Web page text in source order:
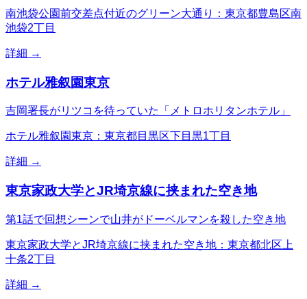
南池袋公園前交差点付近のグリーン大通り：東京都豊島区南
池袋2丁目
詳細 →
ホテル雅叙園東京
吉岡署長がリツコを待っていた「メトロホリタンホテル」
ホテル雅叙園東京：東京都目黒区下目黒1丁目
詳細 →
東京家政大学とJR埼京線に挟まれた空き地
第1話で回想シーンで山井がドーベルマンを殺した空き地
東京家政大学とJR埼京線に挟まれた空き地：東京都北区上
十条2丁目
詳細 →